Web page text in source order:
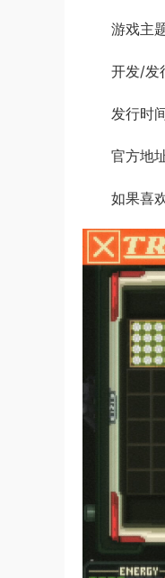
游戏主
开发/发
发行时
官方地
如果喜